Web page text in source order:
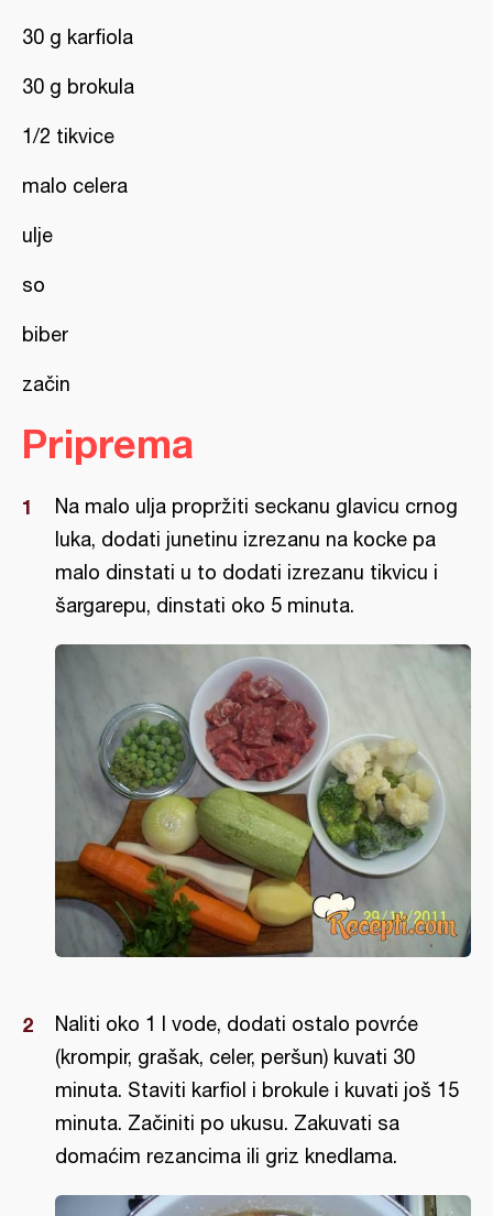
30 g karfiola
30 g brokula
1/2 tikvice
malo celera
ulje
so
biber
začin
Priprema
Na malo ulja propržiti seckanu glavicu crnog
luka, dodati junetinu izrezanu na kocke pa
malo dinstati u to dodati izrezanu tikvicu i
šargarepu, dinstati oko 5 minuta.
Naliti oko 1 l vode, dodati ostalo povrće
(krompir, grašak, celer, peršun) kuvati 30
minuta. Staviti karfiol i brokule i kuvati još 15
minuta. Začiniti po ukusu. Zakuvati sa
domaćim rezancima ili griz knedlama.